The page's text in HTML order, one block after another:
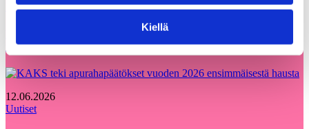
Kiellä
Uutiset
Etsimme Kunnallisalan kehittämissäätiölle
uutta talouspäällikköä
12.06.2026
Uutiset